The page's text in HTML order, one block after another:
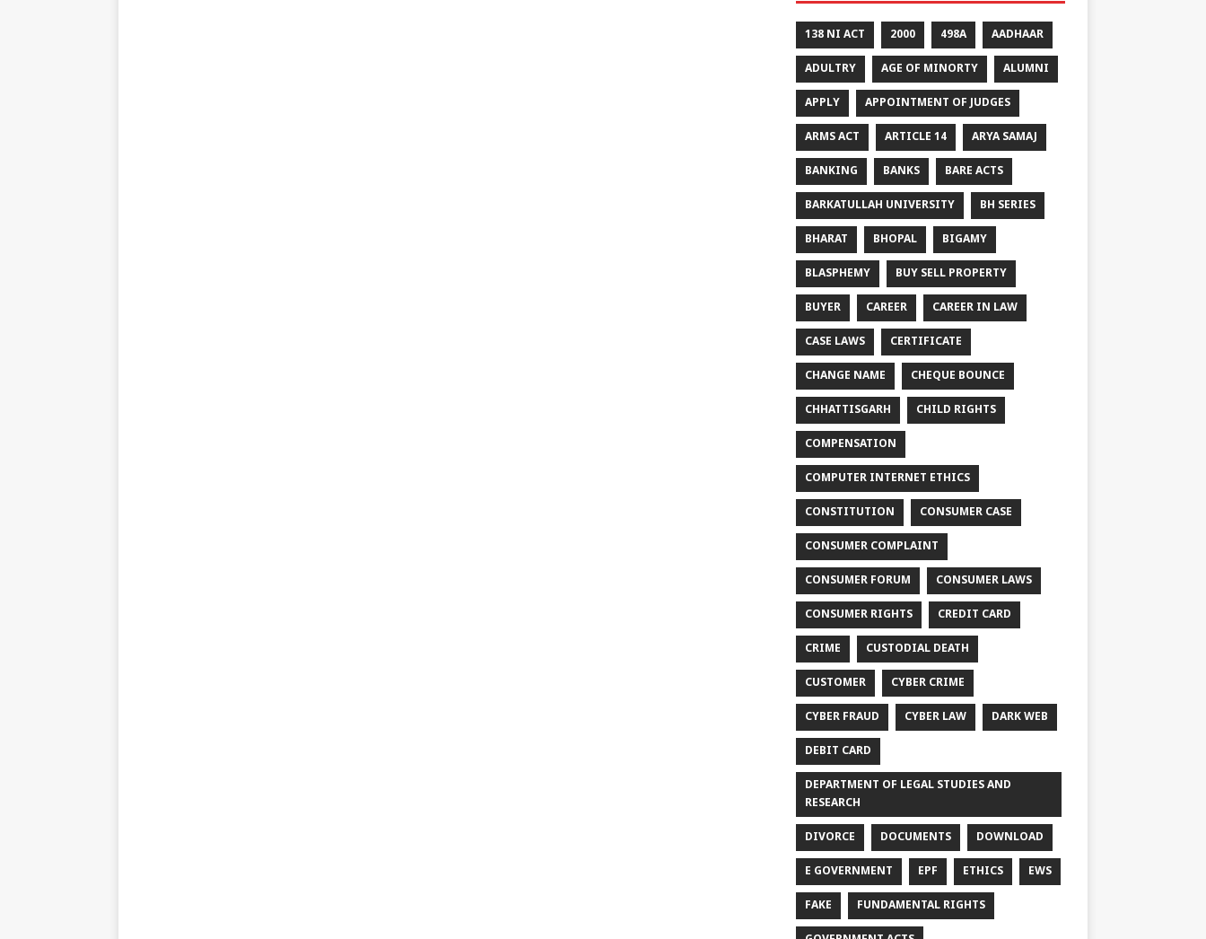
138 NI ACT 2000 498A AADHAAR
ADULTRY AGE OF MINORTY ALUMNI
APPLY APPOINTMENT OF JUDGES
ARMS ACT ARTICLE 14 ARYA SAMAJ
BANKING BANKS BARE ACTS
BARKATULLAH UNIVERSITY BH SERIES
BHARAT BHOPAL BIGAMY
BLASPHEMY BUY SELL PROPERTY
BUYER CAREER CAREER IN LAW
CASE LAWS CERTIFICATE
CHANGE NAME CHEQUE BOUNCE
CHHATTISGARH CHILD RIGHTS
COMPENSATION
COMPUTER INTERNET ETHICS
CONSTITUTION CONSUMER CASE
CONSUMER COMPLAINT
CONSUMER FORUM CONSUMER LAWS
CONSUMER RIGHTS CREDIT CARD
CRIME CUSTODIAL DEATH
CUSTOMER CYBER CRIME
CYBER FRAUD CYBER LAW DARK WEB
DEBIT CARD
DEPARTMENT OF LEGAL STUDIES AND
RESEARCH
DIVORCE DOCUMENTS DOWNLOAD
E GOVERNMENT EPF ETHICS EWS
FAKE FUNDAMENTAL RIGHTS